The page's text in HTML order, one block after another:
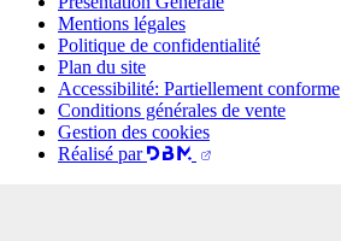
Mentions légales
Politique de confidentialité
Plan du site
Accessibilité: Partiellement conforme
Conditions générales de vente
Gestion des cookies
Réalisé par